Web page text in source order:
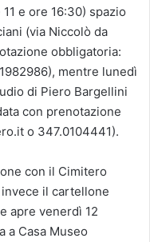
e ore 16:30) spazio
(via Niccolò da
obbligatoria:
mentre lunedì
di Piero Bargellini
con prenotazione
o 347.0104441).
con il Cimitero
il cartellone
apre venerdì 12
a Casa Museo